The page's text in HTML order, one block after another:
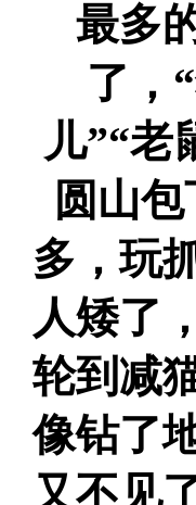
最多
了，
儿”“老
圆山
多，玩
人矮了
轮到减
像钻了
又不见